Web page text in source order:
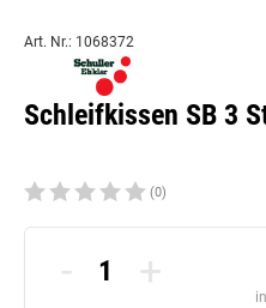
Art. Nr.: 1068372
Schleifkissen SB 3
(0)
- +